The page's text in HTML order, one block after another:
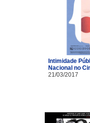
Intimidade
Nacional no
21/03/2017